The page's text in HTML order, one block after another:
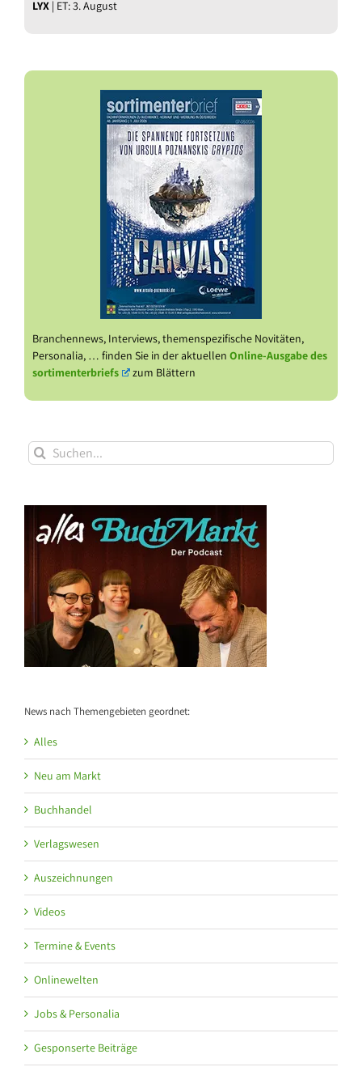
LYX | ET: 3. August
Branchennews, Interviews, themenspezifische Novitäten,
Personalia, … finden Sie in der aktuellen Online-Ausgabe des
sortimenterbriefs
zum Blättern
Suche
nach:
News nach Themengebieten geordnet:
Alles
Neu am Markt
Buchhandel
Verlagswesen
Auszeichnungen
Videos
Termine & Events
Onlinewelten
Jobs & Personalia
Gesponserte Beiträge